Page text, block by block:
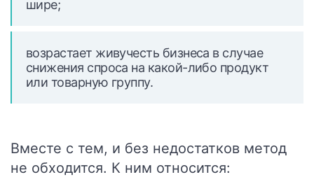
шире;
возрастает живучесть бизнеса в случае
снижения спроса на какой-либо продукт
или товарную группу.
Вместе с тем, и без недостатков метод
не обходится. К ним относится: